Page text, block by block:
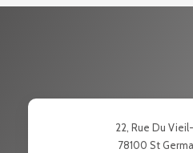
22, Rue Du
78100 St